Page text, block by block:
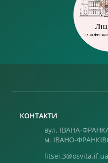
КОНТАКТИ
вул. ІВАНА-
м. ІВАНО-
litsei.3@osvita.if.ua